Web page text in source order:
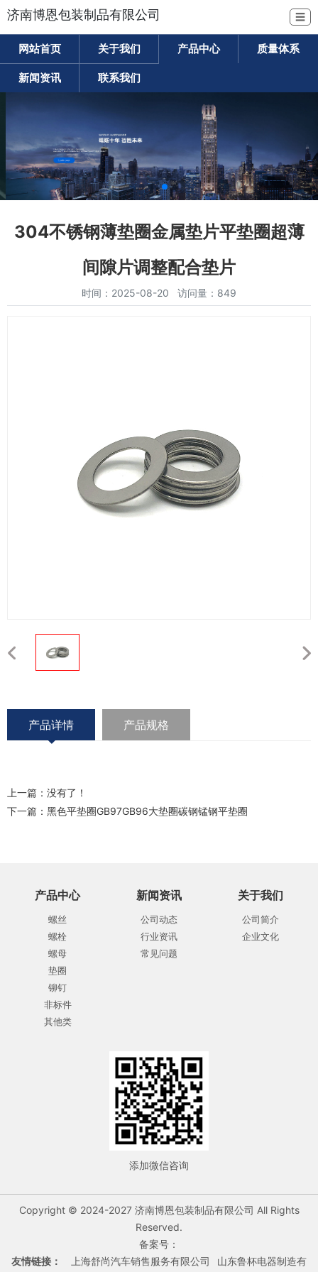
济南博恩包装制品有限公司 ☰
网站首页 关于我们 产品中心 质量体系
新闻资讯 联系我们
304不锈钢薄垫圈金属垫片平垫圈超薄
间隙片调整配合垫片
时间：2025-08-20 访问量：849
产品详情 产品规格
上一篇：没有了！
下一篇： 黑色平垫圈GB97GB96大垫圈碳钢锰钢平垫圈
产品中心
螺丝
螺栓
螺母
垫圈
铆钉
非标件
其他类
新闻资讯
公司动态
行业资讯
常见问题
关于我们
公司简介
企业文化
添加微信咨询
Copyright © 2024-2027 济南博恩包装制品有限公司 All Rights
Reserved.
备案号：
友情链接：
上海舒尚汽车销售服务有限公司
山东鲁杯电器制造有